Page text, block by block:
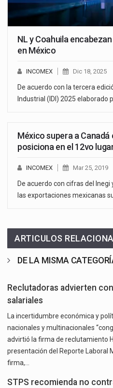
NL y Coahuila
en México
INCOMEX Dic 18, 2025
De acuerdo con la tercera
Industrial (IDI) 2025 elaborado
México supera a
posiciona en el 12vo
INCOMEX Mar 25, 2019
De acuerdo con cifras del
las exportaciones mexicanas
ARTICULOS
DE LA MISMA
Reclutadoras advierten
salariales
La incertidumbre económica y
nacionales y multinacionales
advirtió la firma de reclutamiento
presentación del Reporte Laboral
firma,…
STPS recomienda no